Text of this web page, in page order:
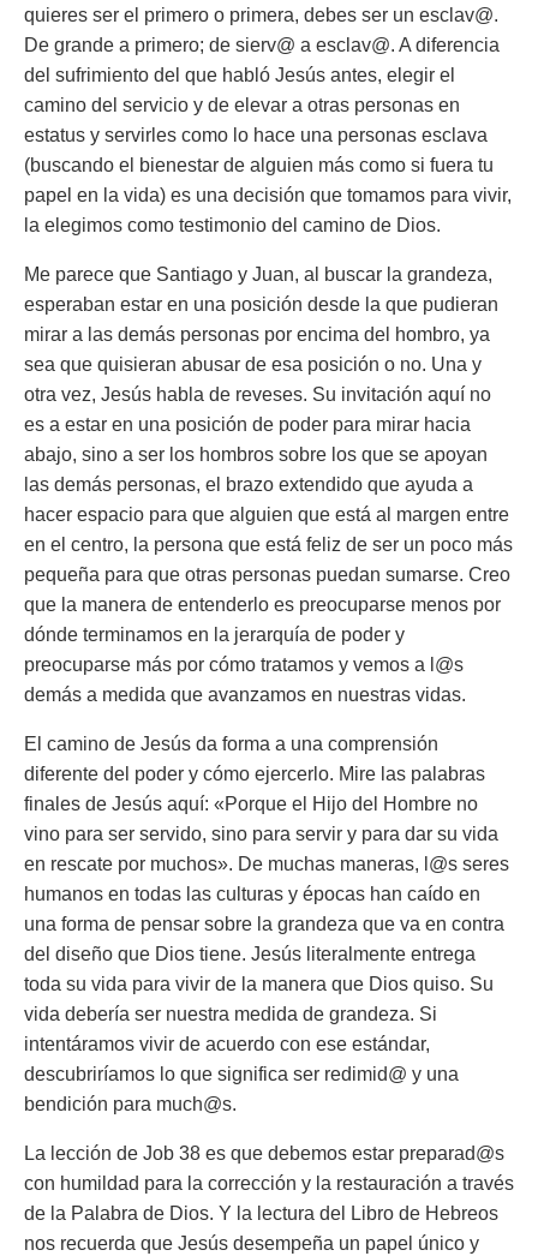
quieres ser el primero o primera, debes ser un esclav@.
De grande a primero; de sierv@ a esclav@. A diferencia
del sufrimiento del que habló Jesús antes, elegir el
camino del servicio y de elevar a otras personas en
estatus y servirles como lo hace una personas esclava
(buscando el bienestar de alguien más como si fuera tu
papel en la vida) es una decisión que tomamos para vivir,
la elegimos como testimonio del camino de Dios.
Me parece que Santiago y Juan, al buscar la grandeza,
esperaban estar en una posición desde la que pudieran
mirar a las demás personas por encima del hombro, ya
sea que quisieran abusar de esa posición o no. Una y
otra vez, Jesús habla de reveses. Su invitación aquí no
es a estar en una posición de poder para mirar hacia
abajo, sino a ser los hombros sobre los que se apoyan
las demás personas, el brazo extendido que ayuda a
hacer espacio para que alguien que está al margen entre
en el centro, la persona que está feliz de ser un poco más
pequeña para que otras personas puedan sumarse. Creo
que la manera de entenderlo es preocuparse menos por
dónde terminamos en la jerarquía de poder y
preocuparse más por cómo tratamos y vemos a l@s
demás a medida que avanzamos en nuestras vidas.
El camino de Jesús da forma a una comprensión
diferente del poder y cómo ejercerlo. Mire las palabras
finales de Jesús aquí: «Porque el Hijo del Hombre no
vino para ser servido, sino para servir y para dar su vida
en rescate por muchos». De muchas maneras, l@s seres
humanos en todas las culturas y épocas han caído en
una forma de pensar sobre la grandeza que va en contra
del diseño que Dios tiene. Jesús literalmente entrega
toda su vida para vivir de la manera que Dios quiso. Su
vida debería ser nuestra medida de grandeza. Si
intentáramos vivir de acuerdo con ese estándar,
descubriríamos lo que significa ser redimid@ y una
bendición para much@s.
La lección de Job 38 es que debemos estar preparad@s
con humildad para la corrección y la restauración a través
de la Palabra de Dios. Y la lectura del Libro de Hebreos
nos recuerda que Jesús desempeña un papel único y